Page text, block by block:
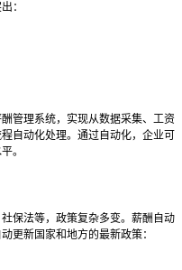
：
管理系统，实现从数据采集、工资
自动化处理。通过自动化，企业可
。
保法等，政策复杂多变。薪酬自动
更新国家和地方的最新政策：